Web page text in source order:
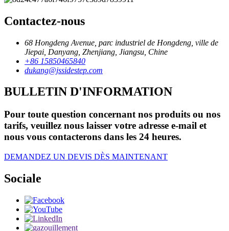
Contactez-nous
68 Hongdeng Avenue, parc industriel de Hongdeng, ville de
Jiepai, Danyang, Zhenjiang, Jiangsu, Chine
+86 15850465840
dukang@jssidestep.com
BULLETIN D'INFORMATION
Pour toute question concernant nos produits ou nos
tarifs, veuillez nous laisser votre adresse e-mail et
nous vous contacterons dans les 24 heures.
DEMANDEZ UN DEVIS DÈS MAINTENANT
Sociale